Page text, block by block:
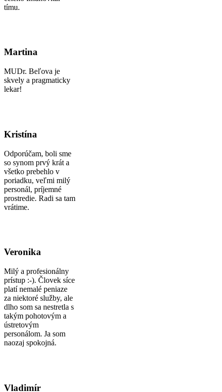
tímu.
Martina
MUDr. Beľova je
skvely a pragmaticky
lekar!
Kristína
Odporúčam, boli sme
so synom prvý krát a
všetko prebehlo v
poriadku, veľmi milý
personál, príjemné
prostredie. Radi sa tam
vrátime.
Veronika
Milý a profesionálny
prístup :-). Človek síce
platí nemalé peniaze
za niektoré služby, ale
dlho som sa nestretla s
takým pohotovým a
ústretovým
personálom. Ja som
naozaj spokojná.
Vladimír